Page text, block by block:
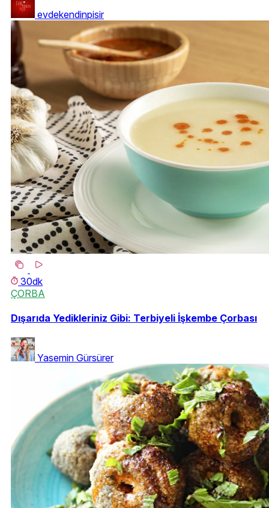
evdekendinpisir
30dk
ÇORBA
Dışarıda Yedikleriniz Gibi: Terbiyeli İşkembe Çorbası
Yasemin Gürsürer